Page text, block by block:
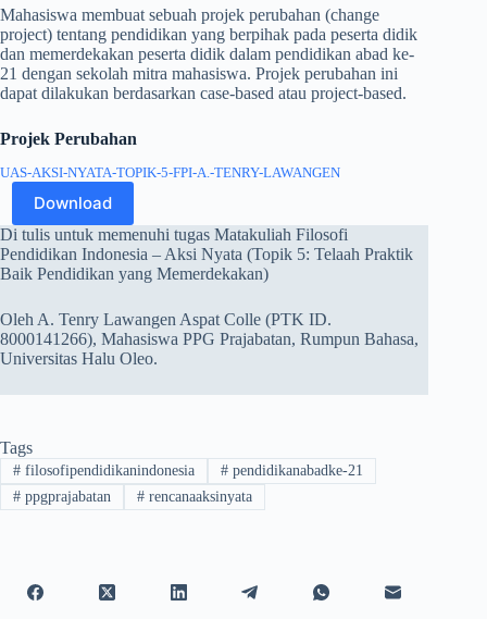
Mahasiswa membuat sebuah projek perubahan (change
project) tentang pendidikan yang berpihak pada peserta didik
dan memerdekakan peserta didik dalam pendidikan abad ke-
21 dengan sekolah mitra mahasiswa. Projek perubahan ini
dapat dilakukan berdasarkan case-based atau project-based.
Projek Perubahan
UAS-AKSI-NYATA-TOPIK-5-FPI-A.-TENRY-LAWANGEN
Download
Di tulis untuk memenuhi tugas Matakuliah Filosofi
Pendidikan Indonesia – Aksi Nyata (Topik 5: Telaah Praktik
Baik Pendidikan yang Memerdekakan)
Oleh A. Tenry Lawangen Aspat Colle (PTK ID.
8000141266), Mahasiswa PPG Prajabatan, Rumpun Bahasa,
Universitas Halu Oleo.
Tags
#filosofipendidikanindonesia #pendidikanabadke-21
#ppgprajabatan #rencanaaksinyata